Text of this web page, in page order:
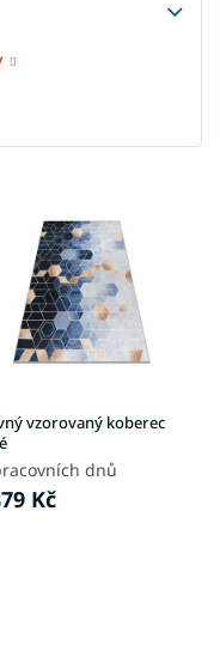
vzorovaný koberec
dnů
Kč